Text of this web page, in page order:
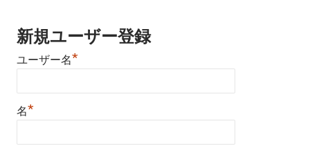
新規ユーザー登録
ユーザー名*
名*